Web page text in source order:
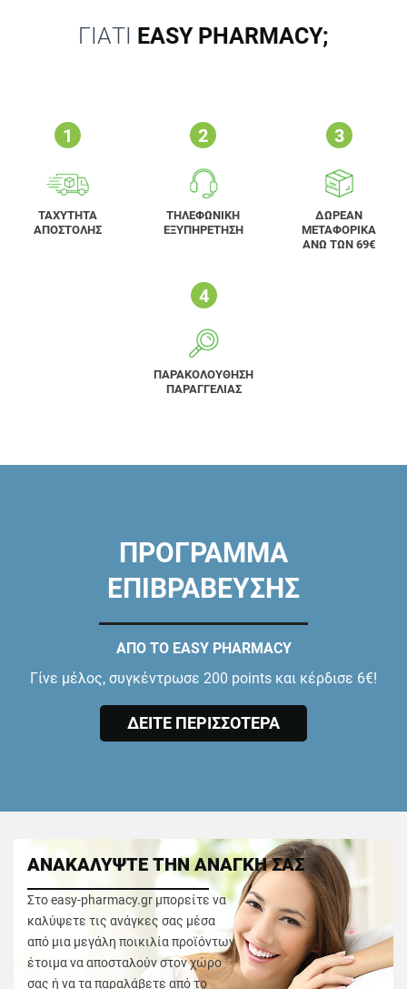
ΓΙΑΤΙ EASY PHARMACY;
ΤΑΧΥΤΗΤΑ
ΑΠΟΣΤΟΛΗΣ
ΤΗΛΕΦΩΝΙΚΗ
ΕΞΥΠΗΡΕΤΗΣΗ
ΔΩΡΕΑΝ
ΜΕΤΑΦΟΡΙΚΑ
ΑΝΩ ΤΩΝ 69€
ΠΑΡΑΚΟΛΟΥΘΗΣΗ
ΠΑΡΑΓΓΕΛΙΑΣ
ΠΡΟΓΡΑΜΜΑ
ΕΠΙΒΡΑΒΕΥΣΗΣ
ΑΠΟ ΤΟ EASY PHARMACY
Γίνε μέλος, συγκέντρωσε 200 points και κέρδισε 6€!
ΔΕΙΤΕ ΠΕΡΙΣΣΟΤΕΡΑ
ΑΝΑΚΑΛΥΨΤΕ ΤΗΝ ΑΝΑΓΚΗ ΣΑΣ
Στο easy-pharmacy.gr μπορείτε να
καλύψετε τις ανάγκες σας μέσα
από μια μεγάλη ποικιλία προϊόντων
έτοιμα να αποσταλούν στον χώρο
σας ή να τα παραλάβετε από το